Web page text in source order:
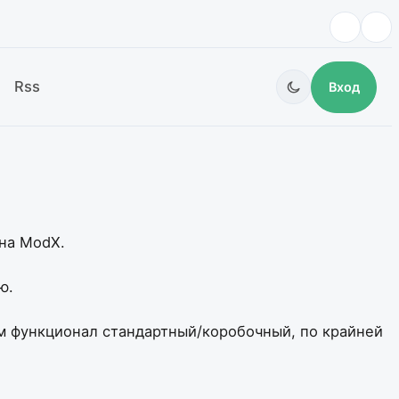
Rss Вход
ModX.
функционал стандартный/коробочный, по крайней